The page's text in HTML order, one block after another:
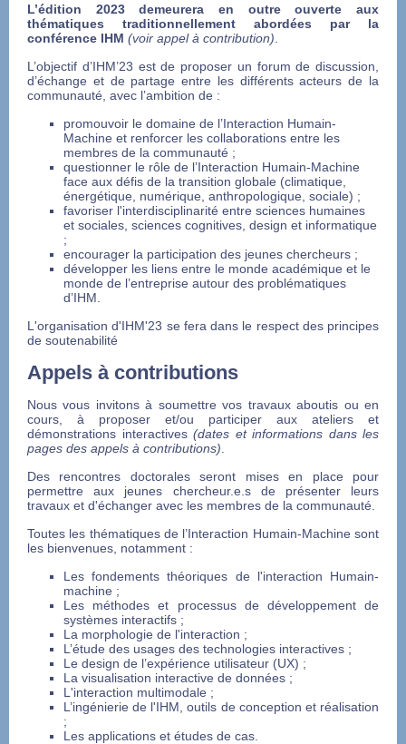
L’édition 2023 demeurera en outre ouverte aux
thématiques traditionnellement abordées par la
conférence IHM (voir appel à contribution)
L’objectif d’IHM’23 est de proposer un forum de discussion,
d’échange et de partage entre les différents acteurs de la
communauté, avec l’ambition de :
promouvoir le domaine de l’Interaction Humain-
Machine et renforcer les collaborations entre les
membres de la communauté ;
questionner le rôle de l’Interaction Humain-Machine
face aux défis de la transition globale (climatique,
énergétique, numérique, anthropologique, sociale) ;
favoriser l'interdisciplinarité entre sciences humaines
et sociales, sciences cognitives, design et informatique
;
encourager la participation des jeunes chercheurs ;
développer les liens entre le monde académique et le
monde de l’entreprise autour des problématiques
d’IHM.
L'organisation d'IHM'23 se fera dans le respect des principes
de soutenabilité
Appels à contributions
Nous vous invitons à soumettre vos travaux aboutis ou en
cours, à proposer et/ou participer aux ateliers et
démonstrations interactives (dates et informations dans les
pages des appels à contributions)
Des rencontres doctorales seront mises en place pour
permettre aux jeunes chercheur.e.s de présenter leurs
travaux et d'échanger avec les membres de la communauté.
Toutes les thématiques de l’Interaction Humain-Machine sont
les bienvenues, notamment :
Les fondements théoriques de l'interaction Humain-
machine ;
Les méthodes et processus de développement de
systèmes interactifs ;
La morphologie de l'interaction ;
L’étude des usages des technologies interactives ;
Le design de l’expérience utilisateur (UX) ;
La visualisation interactive de données ;
L'interaction multimodale ;
L’ingénierie de l'IHM, outils de conception et réalisation
;
Les applications et études de cas.